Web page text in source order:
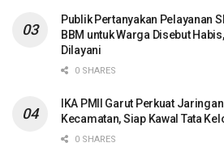
Publik Pertanyakan Pelayanan
BBM untuk Warga Disebut
Dilayani
0 SHARES
IKA PMII Garut Perkuat
Kecamatan, Siap Kawal Tata
0 SHARES